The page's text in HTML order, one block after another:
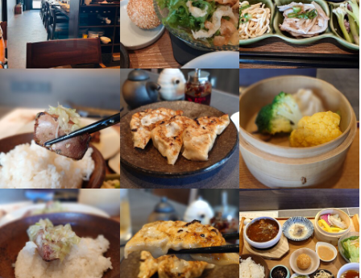
出店開業ノウハウ
店舗運営
店名
ホルモン×中華 小皿料理KAZU家
勤務地
千葉県千葉市花見川区幕張町4-619-24 AOKURAビル 1F
連絡先
043-441-8338